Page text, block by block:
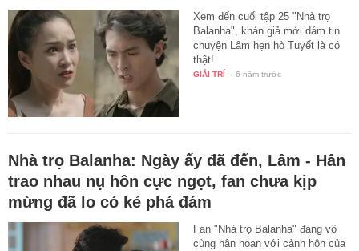
Xem đến cuối tập 25 "Nhà trọ
Balanha", khán giả mới dám tin
chuyện Lâm hẹn hò Tuyết là có
thật!
GIẢI TRÍ - 6 năm trước
Nhà trọ Balanha: Ngày ấy đã đến, Lâm - Hân
trao nhau nụ hôn cực ngọt, fan chưa kịp
mừng đã lo có kẻ phá đám
Fan "Nhà trọ Balanha" đang vô
cùng hân hoan với cảnh hôn của